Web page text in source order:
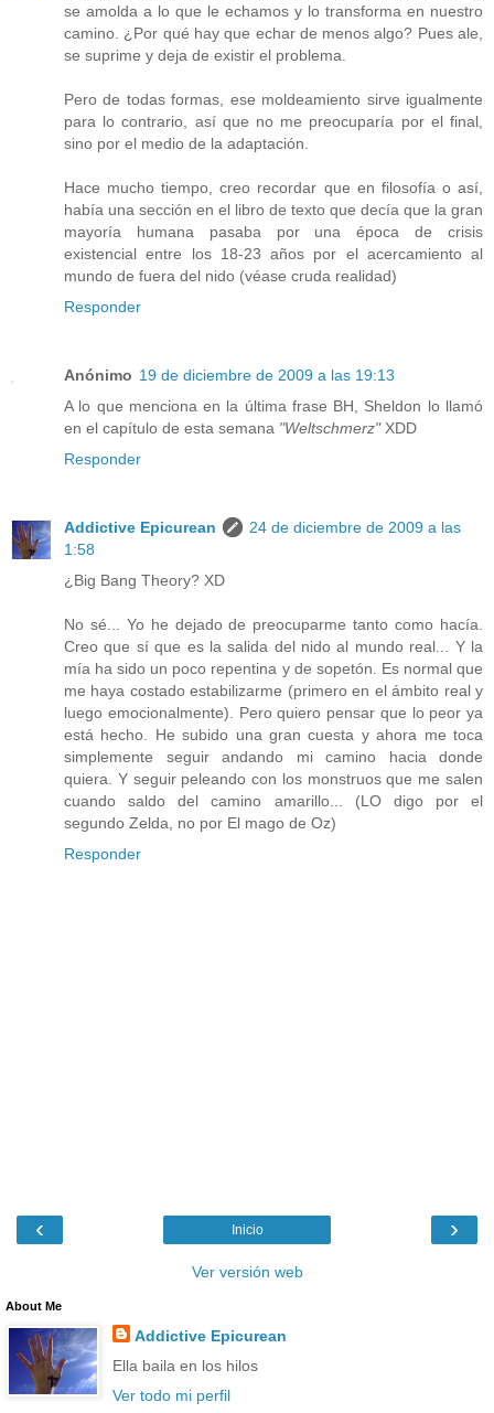
se amolda a lo que le echamos y lo transforma en nuestro
camino. ¿Por qué hay que echar de menos algo? Pues ale,
se suprime y deja de existir el problema.
Pero de todas formas, ese moldeamiento sirve igualmente
para lo contrario, así que no me preocuparía por el final,
sino por el medio de la adaptación.
Hace mucho tiempo, creo recordar que en filosofía o así,
había una sección en el libro de texto que decía que la gran
mayoría humana pasaba por una época de crisis
existencial entre los 18-23 años por el acercamiento al
mundo de fuera del nido (véase cruda realidad)
Responder
Anónimo 19 de diciembre de 2009 a las 19:13
A lo que menciona en la última frase BH, Sheldon lo llamó
en el capítulo de esta semana "Weltschmerz"XDD
Responder
Addictive Epicurean
24 de diciembre de 2009 a las
1:58
¿Big Bang Theory? XD
No sé... Yo he dejado de preocuparme tanto como hacía.
Creo que sí que es la salida del nido al mundo real... Y la
mía ha sido un poco repentina y de sopetón. Es normal que
me haya costado estabilizarme (primero en el ámbito real y
luego emocionalmente). Pero quiero pensar que lo peor ya
está hecho. He subido una gran cuesta y ahora me toca
simplemente seguir andando mi camino hacia donde
quiera. Y seguir peleando con los monstruos que me salen
cuando saldo del camino amarillo... (LO digo por el
segundo Zelda, no por El mago de Oz)
Responder
‹ ›
Inicio
Ver versión web
About Me
Addictive Epicurean
Ella baila en los hilos
Ver todo mi perfil